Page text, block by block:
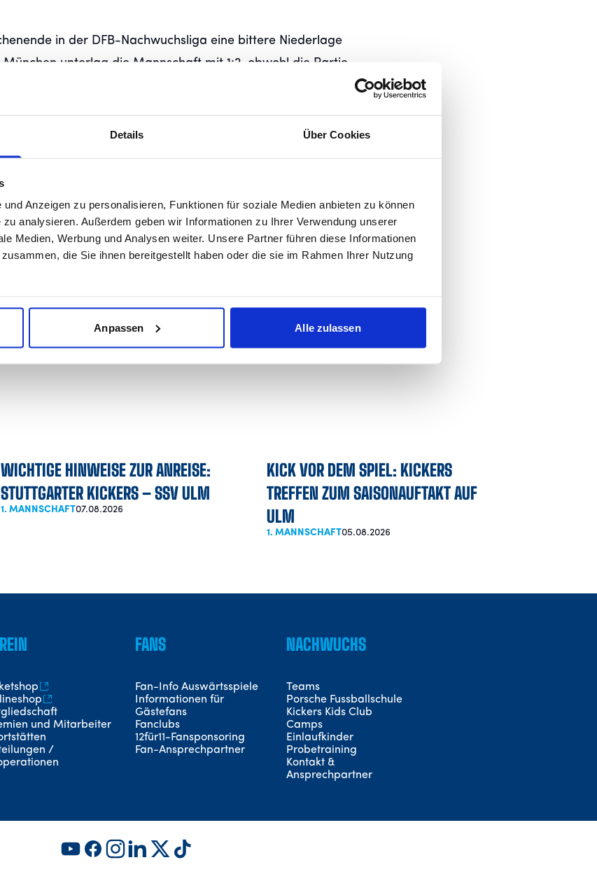
Details Über Cookies
Anzeigen zu personalisieren, Funktionen für soziale Medien anbieten zu können
analysieren. Außerdem geben wir Informationen zu Ihrer Verwendung unserer
Medien, Werbung und Analysen weiter. Unsere Partner führen diese Informationen
die Sie ihnen bereitgestellt haben oder die sie im Rahmen Ihrer Nutzung
Anpassen Alle zulassen
in der DFB-Nachwuchsliga eine bittere Niederlage
München unterlag die Mannschaft mit 1:2, obwohl die Partie
und keinen Sieger verdient gehabt hätte.
und präsente Leistung. Beide Teams neutralisierten sich
wenige klare Torchancen gab. In der 32. Minute nutzte 1860
Kawele – gleichzeitig auch der Halbzeitstand.
Druck deutlich und erarbeiteten sich mehr Spielanteile.
Ausgleich: Julian Schmidt verwandelte einen Angriff der
Spiel.
Schlagabtausch, in dem beide Mannschaften alles auf den
Fiedler für die Münchner zum 2:1. Trotz einer riesigen
nicht mehr, erneut auszugleichen.
WICHTIGE HINWEISE ZUR ANREISE:
STUTTGARTER KICKERS – SSV ULM
1. MANNSCHAFT07.08.2026
KICK VOR DEM SPIEL: KICKERS
TREFFEN ZUM SAISONAUFTAKT AUF
ULM
1. MANNSCHAFT05.08.2026
und Mitarbeiter
/
FANS
Fan-Info Auswärtsspiele
Informationen für
Gästefans
Fanclubs
12für11-Fansponsoring
Fan-Ansprechpartner
NACHWUCHS
Teams
Porsche Fussballschule
Kickers Kids Club
Camps
Einlaufkinder
Probetraining
Kontakt &
Ansprechpartner